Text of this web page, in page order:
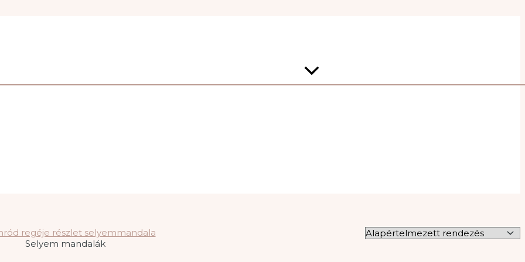
Selyem mandalák